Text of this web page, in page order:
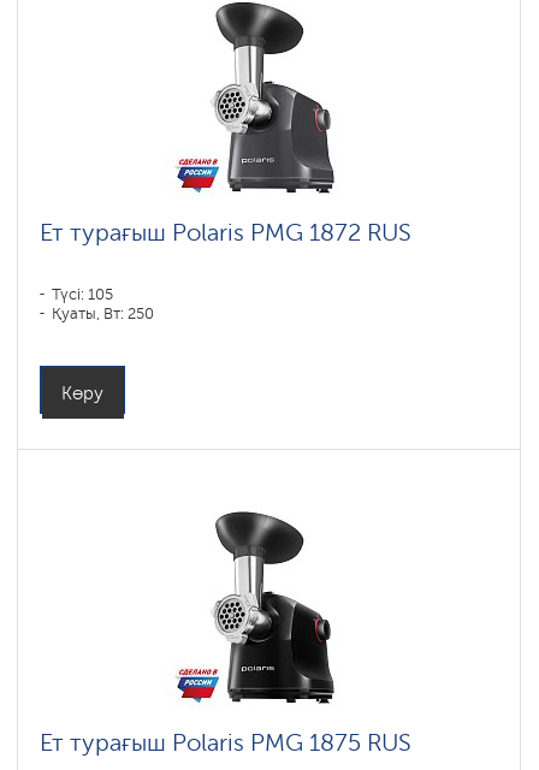
Ет турағыш Polaris PMG 1872 RUS
Түсі: 105
Қуаты, Вт: 250
Көру
Ет турағыш Polaris PMG 1875 RUS